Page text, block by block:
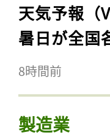
天気予報（
暑日が全国
8時間前
製造業